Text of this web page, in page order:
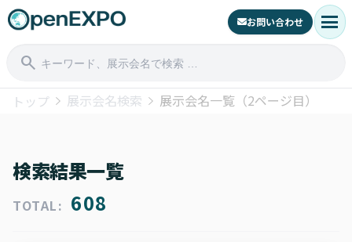
お問い合わせ menu
search
トップ 展示会名検索 展示会名一覧（2ページ目）
検索結果一覧
TOTAL: 608